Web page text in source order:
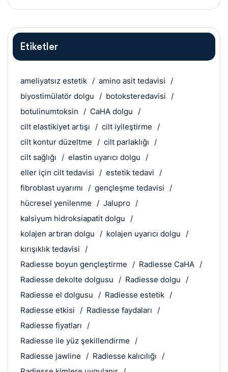
Etiketler
ameliyatsız estetik
amino asit tedavisi
biyostimülatör dolgu
botoksteredavisi
botulinumtoksin
CaHA dolgu
cilt elastikiyet artışı
cilt iyileştirme
cilt kontur düzeltme
cilt parlaklığı
cilt sağlığı
elastin uyarıcı dolgu
eller için cilt tedavisi
estetik tedavi
fibroblast uyarımı
gençleşme tedavisi
hücresel yenilenme
Jalupro
kalsiyum hidroksiapatit dolgu
kolajen artıran dolgu
kolajen uyarıcı dolgu
kırışıklık tedavisi
Radiesse boyun gençleştirme
Radiesse CaHA
Radiesse dekolte dolgusu
Radiesse dolgu
Radiesse el dolgusu
Radiesse estetik
Radiesse etkisi
Radiesse faydaları
Radiesse fiyatları
Radiesse ile yüz şekillendirme
Radiesse jawline
Radiesse kalıcılığı